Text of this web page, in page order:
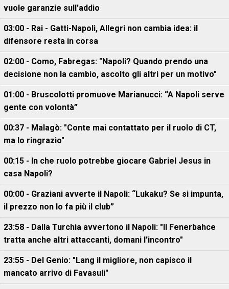
vuole garanzie sull'addio
03:00 - Rai - Gatti-Napoli, Allegri non cambia idea: il
difensore resta in corsa
02:00 - Como, Fabregas: "Napoli? Quando prendo una
decisione non la cambio, ascolto gli altri per un motivo"
01:00 - Bruscolotti promuove Marianucci: “A Napoli serve
gente con volontà”
00:37 - Malagò: "Conte mai contattato per il ruolo di CT,
ma lo ringrazio"
00:15 - In che ruolo potrebbe giocare Gabriel Jesus in
casa Napoli?
00:00 - Graziani avverte il Napoli: “Lukaku? Se si impunta,
il prezzo non lo fa più il club”
23:58 - Dalla Turchia avvertono il Napoli: "Il Fenerbahce
tratta anche altri attaccanti, domani l'incontro"
23:55 - Del Genio: "Lang il migliore, non capisco il
mancato arrivo di Favasuli"